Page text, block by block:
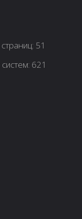
51
621